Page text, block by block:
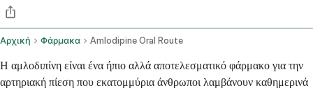
Αρχική Φάρμακα Amlodipine Oral Route
Η αμλοδιπίνη είναι ένα ήπιο αλλά αποτελεσματικό φάρμακο για την
αρτηριακή πίεση που εκατομμύρια άνθρωποι λαμβάνουν καθημερινά